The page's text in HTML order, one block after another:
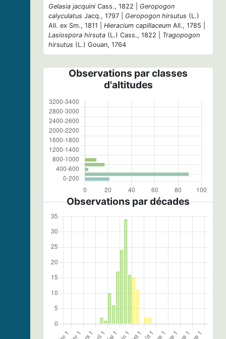
Gelasia jacquini Cass., 1822 | Geropogon
calyculatus Jacq., 1797 | Geropogon hirsutus (L.)
All. ex Sm., 1811 | Hieracium capillaceum All., 1785 |
Lasiospora hirsuta (L.) Cass., 1822 | Tragopogon
hirsutus (L.) Gouan, 1764
Observations par classes
d'altitudes
Observations par décades